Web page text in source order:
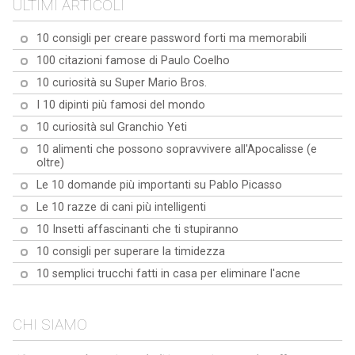
ULTIMI ARTICOLI
10 consigli per creare password forti ma memorabili
100 citazioni famose di Paulo Coelho
10 curiosità su Super Mario Bros.
I 10 dipinti più famosi del mondo
10 curiosità sul Granchio Yeti
10 alimenti che possono sopravvivere all'Apocalisse (e
oltre)
Le 10 domande più importanti su Pablo Picasso
Le 10 razze di cani più intelligenti
10 Insetti affascinanti che ti stupiranno
10 consigli per superare la timidezza
10 semplici trucchi fatti in casa per eliminare l'acne
CHI SIAMO